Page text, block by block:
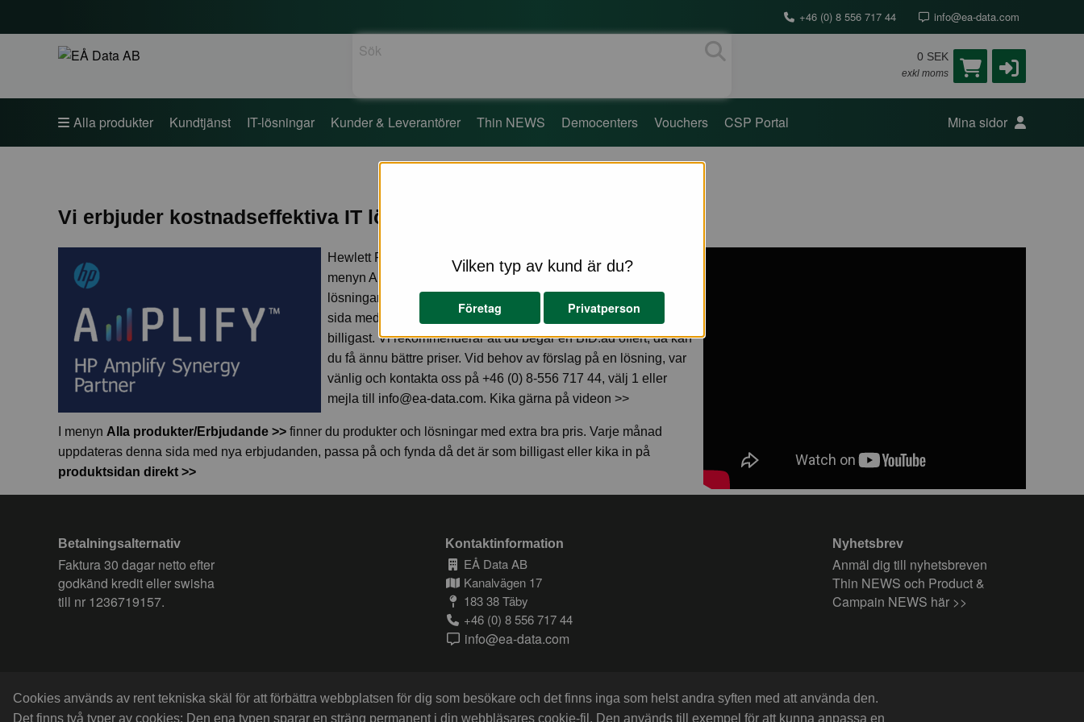
Cookies används av rent tekniska skäl för att förbättra webbplatsen för dig som besökare och det finns inga som helst andra syften med att använda den.
Det finns två typer av cookies: Den ena typen sparar en sträng permanent i din webbläsares cookie-fil. Den används till exempel för att kunna anpassa en
+46 (0) 8 556 717 44 info@ea-data.com
0 SEK
exkl moms
Sök
Alla produkter Kundtjänst IT-lösningar Kunder & Leverantörer Thin NEWS Democenters Vouchers CSP Portal Mina sidor
Vi erbjuder kostnadseffektiva IT lösningar från Hewlett Packard Inc!
Hewlett Packard Inc är en av världens största datortillverkare. I
menyn Alla produkter/Erbjudande >>
lösningar med extra bra pris. Varje månad uppdateras denna
sida med nya erbjudanden, passa på och fynda då det är som
billigast. Vi rekommenderar att du begär en BID:ad offert, då kan
du få ännu bättre priser. Vid behov av förslag på en lösning, var
vänlig och kontakta oss på +46 (0) 8-556 717 44, välj 1 eller
mejla till info@ea-data.com. Kika gärna på videon >>
I menyn Alla produkter/Erbjudande >> finner du produkter och lösningar med extra bra pris. Varje månad
uppdateras denna sida med nya erbjudanden, passa på och fynda då det är som billigast eller kika in på
produktsidan direkt >>
Betalningsalternativ
Faktura 30 dagar netto efter
godkänd kredit eller swisha
till nr 1236719157.
Kontaktinformation
EÅ Data AB
Kanalvägen 17
183 38 Täby
+46 (0) 8 556 717 44
info@ea-data.com
Nyhetsbrev
Anmäl dig till nyhetsbreven
Thin NEWS och Product &
Campain NEWS här >>
Vilken typ av kund är du?
Företag Privatperson